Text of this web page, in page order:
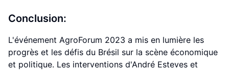
Conclusion:
L'événement AgroForum 2023 a mis en lumière les
progrès et les défis du Brésil sur la scène économique
et politique. Les interventions d'André Esteves et